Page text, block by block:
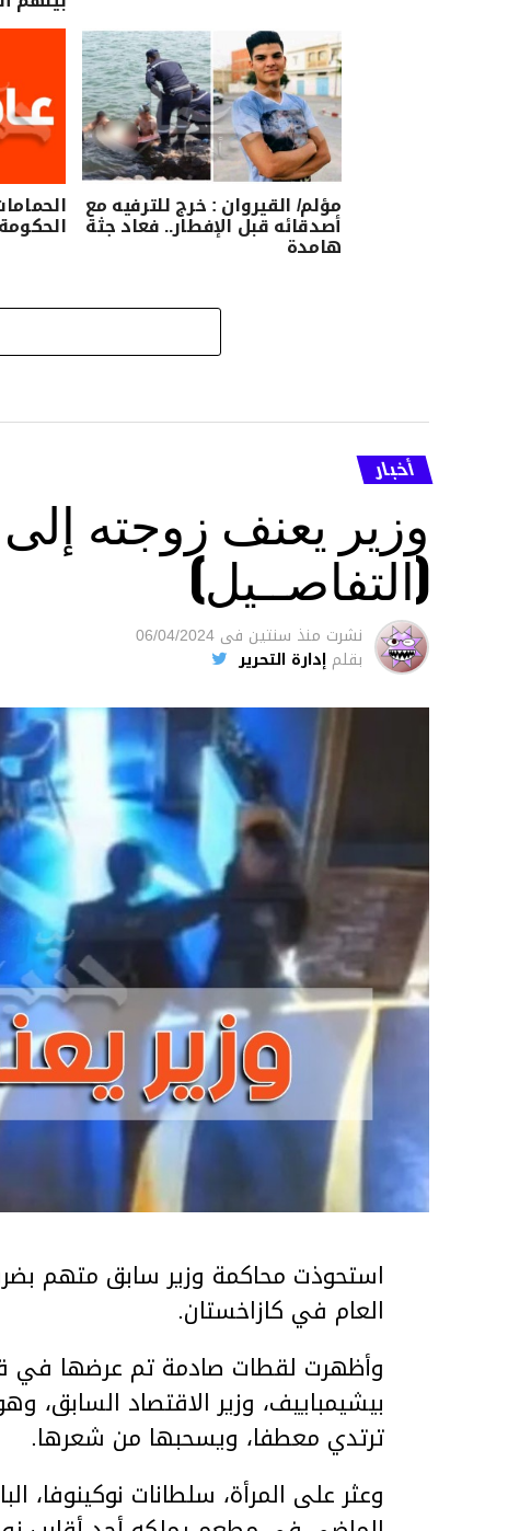
مؤلم/ القيروان : خرج للترفيه مع
أصدقائه قبل الإفطار.. فعاد جثة
هامدة
أخبار
وزير يعنف زوجته
(التفاصــيل)
نشرت منذ سنتين فى 06/04/2024
بقلم إدارة التحرير
استحوذت محاكمة وزير سابق متهم
العام في كازاخستان.
وأظهرت لقطات صادمة تم عرضها في
بيشيمباييف، وزير الاقتصاد السابق،
ترتدي معطفا، ويسحبها من شعرها.